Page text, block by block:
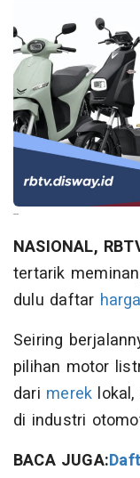
--
NASIONAL,
tertarik
dulu daftar harga
Seiring
pilihan motor
dari merek
di industri
BACA JUGA: